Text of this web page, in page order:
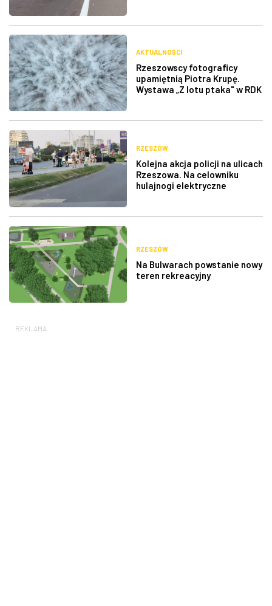
AKTUALNOŚCI
Rzeszowscy fotograficy
upamiętnią Piotra Krupę.
Wystawa „Z lotu ptaka" w RDK
RZESZÓW
Kolejna akcja policji na ulicach
Rzeszowa. Na celowniku
hulajnogi elektryczne
RZESZÓW
Na Bulwarach powstanie nowy
teren rekreacyjny
REKLAMA